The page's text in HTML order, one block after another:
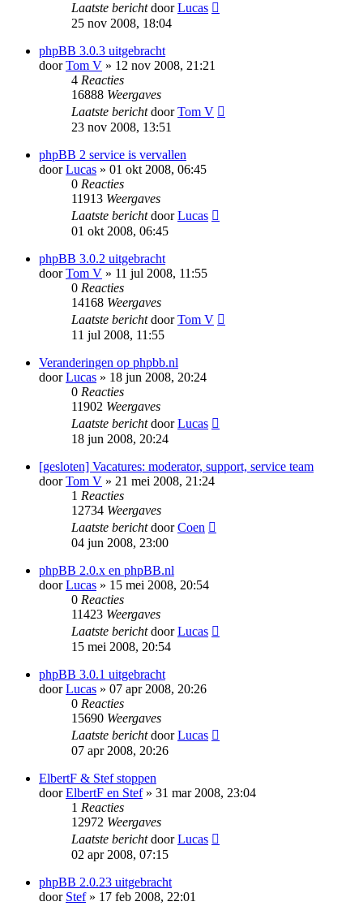
Laatste berichtdoorLucas
25 nov 2008, 18:04
phpBB 3.0.3 uitgebracht
doorTom V » 12 nov 2008, 21:21
4 Reacties
16888 Weergaves
Laatste berichtdoorTom V
23 nov 2008, 13:51
phpBB 2 service is vervallen
doorLucas » 01 okt 2008, 06:45
0 Reacties
11913 Weergaves
Laatste berichtdoorLucas
01 okt 2008, 06:45
phpBB 3.0.2 uitgebracht
doorTom V » 11 jul 2008, 11:55
0 Reacties
14168 Weergaves
Laatste berichtdoorTom V
11 jul 2008, 11:55
Veranderingen op phpbb.nl
doorLucas » 18 jun 2008, 20:24
0 Reacties
11902 Weergaves
Laatste berichtdoorLucas
18 jun 2008, 20:24
[gesloten] Vacatures: moderator, support, service team
doorTom V » 21 mei 2008, 21:24
1 Reacties
12734 Weergaves
Laatste berichtdoorCoen
04 jun 2008, 23:00
phpBB 2.0.x en phpBB.nl
doorLucas » 15 mei 2008, 20:54
0 Reacties
11423 Weergaves
Laatste berichtdoorLucas
15 mei 2008, 20:54
phpBB 3.0.1 uitgebracht
doorLucas » 07 apr 2008, 20:26
0 Reacties
15690 Weergaves
Laatste berichtdoorLucas
07 apr 2008, 20:26
ElbertF & Stef stoppen
doorElbertF en Stef» 31 mar 2008, 23:04
1 Reacties
12972 Weergaves
Laatste berichtdoorLucas
02 apr 2008, 07:15
phpBB 2.0.23 uitgebracht
door Stef» 17 feb 2008, 22:01